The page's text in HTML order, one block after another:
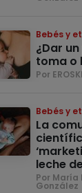
Bebés y
¿Dar
toma o
Por
Bebés y
La
leche
Por María
González